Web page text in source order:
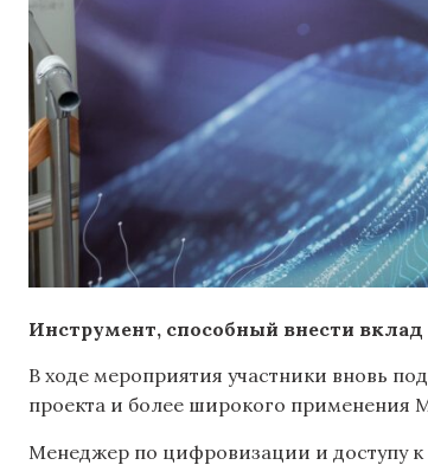
Инструмент, способный внести
В ходе мероприятия участники вновь
проекта и более широкого применения
Менеджер по цифровизации и доступу